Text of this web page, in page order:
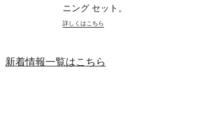
ニング セット。
詳しくはこちら
新着情報一覧はこちら